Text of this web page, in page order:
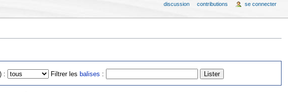
: Filtrer les balises :
discussion contributions se connecter